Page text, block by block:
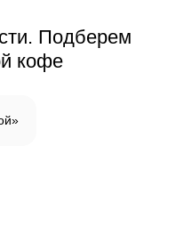
Подберем
кофе